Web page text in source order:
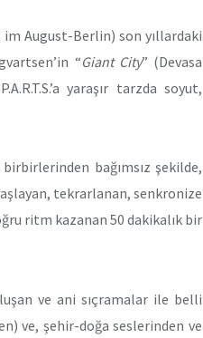
August-Berlin) son yıllardaki
“Giant City” (Devasa
yaraşır tarzda soyut,
bağımsız şekilde,
tekrarlanan, senkronize
ritm kazanan 50 dakikalık bir
ve ani sıçramalar ile belli
ve, şehir-doğa seslerinden ve